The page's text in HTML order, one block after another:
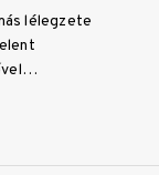
lélegzete